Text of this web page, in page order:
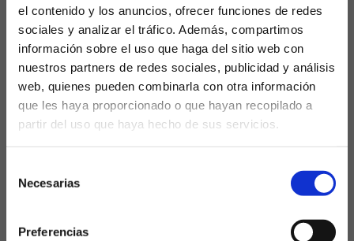
el contenido y los anuncios, ofrecer funciones de redes
sociales y analizar el tráfico. Además, compartimos
información sobre el uso que haga del sitio web con
nuestros partners de redes sociales, publicidad y análisis
web, quienes pueden combinarla con otra información
que les haya proporcionado o que hayan recopilado a
partir del uso que haya hecho de sus servicios.
Necesarias
Preferencias
SÍ, SOY MAYOR DE 18 AÑOS
El Clásico:El primer asalto tendrá lugar el25 de
octubre (jornada 10)en el Camp Nou. La vuelta
será el9 de mayo (jornada 35)en el Santiago
Bernabéu.
Derbi Madrileño: Atlético vs. Real Madrid el 20 de
septiembre; la vuelta será el 4 de abril.
Derbi Sevillano:Sevilla vs. Betis el 22 de
noviembre; la vuelta será el 7 de febrero.
Athletic vs. Real Sociedad el 1 de
noviembre; la vuelta será el 2 de mayo.
enero; la vuelta será el 18 de abril.